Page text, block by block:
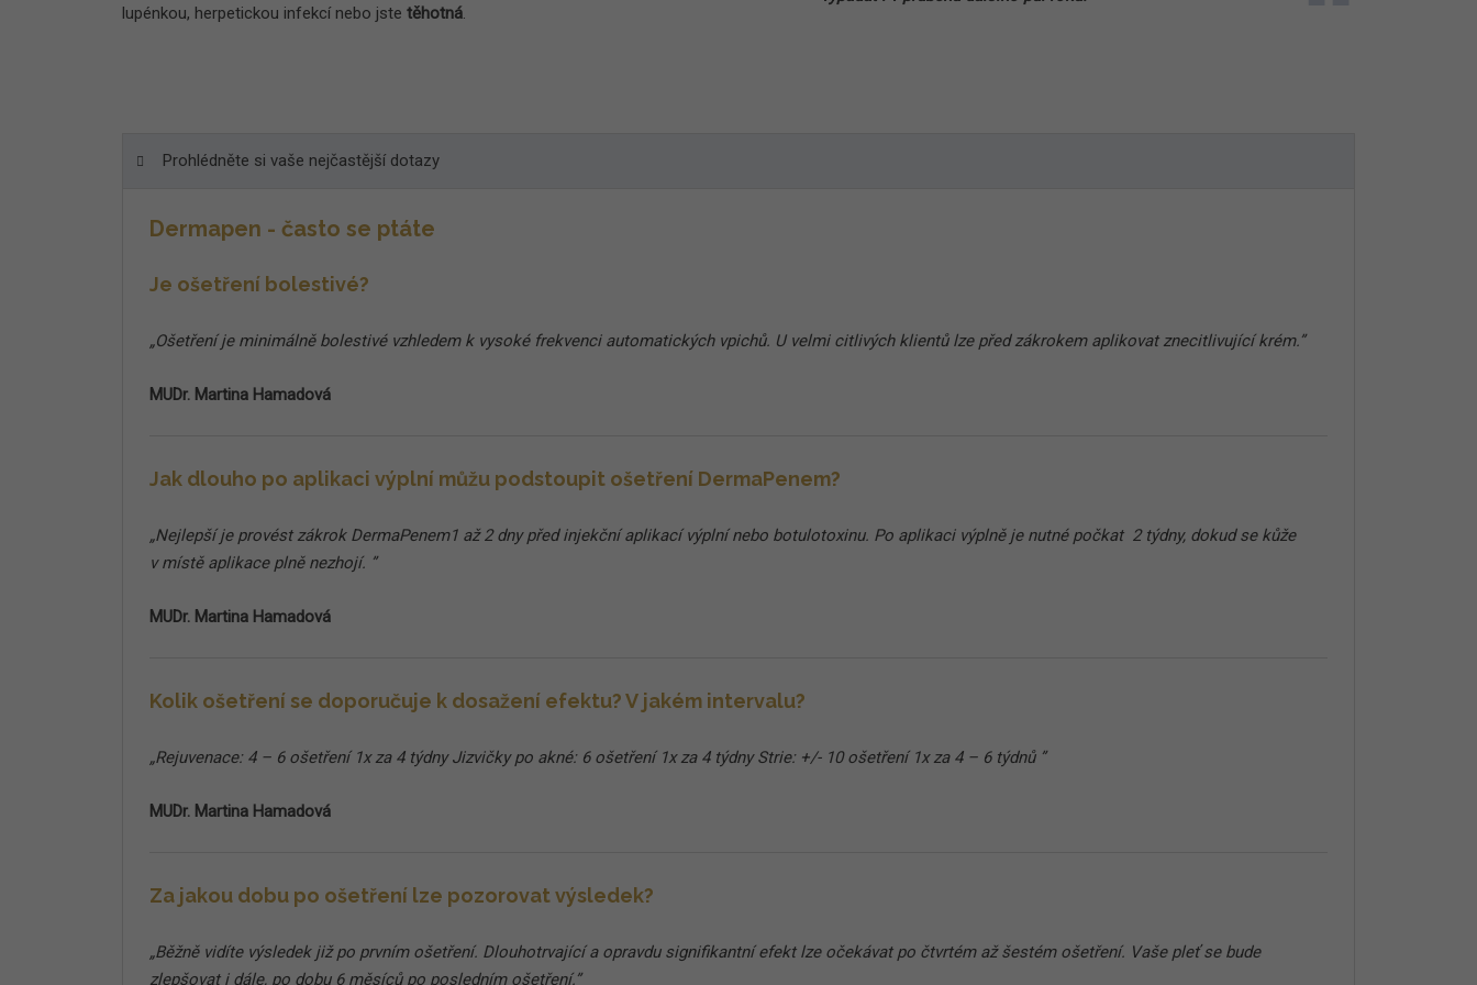
lupénkou, herpetickou infekcí nebo jste těhotná.
Prohlédněte si vaše nejčastější dotazy
Dermapen - často se ptáte
Je ošetření bolestivé?
„Ošetření je minimálně bolestivé vzhledem k vysoké frekvenci automatických vpichů. U velmi citlivých klientů lze před zákrokem aplikovat znecitlivující krém.”
MUDr. Martina Hamadová
Jak dlouho po aplikaci výplní můžu podstoupit ošetření DermaPenem?
„Nejlepší je provést zákrok DermaPenem1 až 2 dny před injekční aplikací výplní nebo botulotoxinu. Po aplikaci výplně je nutné počkat 2 týdny, dokud se kůže
v místě aplikace plně nezhojí. ”
MUDr. Martina Hamadová
Kolik ošetření se doporučuje k dosažení efektu? V jakém intervalu?
„Rejuvenace: 4 – 6 ošetření 1x za 4 týdny Jizvičky po akné: 6 ošetření 1x za 4 týdny Strie: +/- 10 ošetření 1x za 4 – 6 týdnů ”
MUDr. Martina Hamadová
Za jakou dobu po ošetření lze pozorovat výsledek?
„Běžně vidíte výsledek již po prvním ošetření. Dlouhotrvající a opravdu signifikantní efekt lze očekávat po čtvrtém až šestém ošetření. Vaše pleť se bude
zlepšovat i dále, po dobu 6 měsíců po posledním ošetření.”